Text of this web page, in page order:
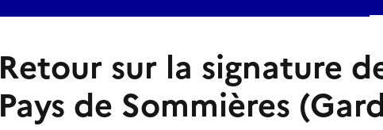
Retour sur la signature
Pays de Sommières